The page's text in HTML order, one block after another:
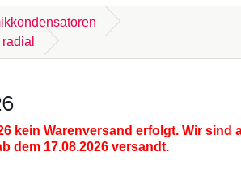
kein Warenversand erfolgt. Wir sind
dem 17.08.2026 versandt.